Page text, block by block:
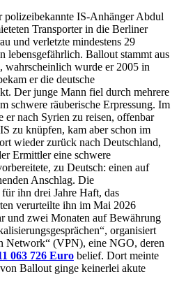
polizeibekannte IS-Anhänger Abdul
Transporter in die Berliner
und verletzte mindestens 29
lebensgefährlich. Ballout stammt aus
wahrscheinlich wurde er 2005 in
er die deutsche
Der junge Mann fiel durch mehrere
schwere räuberische Erpressung. Im
er nach Syrien zu reisen, offenbar
zu knüpfen, kam aber schon im
wieder zurück nach Deutschland,
Ermittler eine schwere
zu Deutsch: einen auf
Anschlag. Die
ihn drei Jahre Haft, das
verurteilte ihn im Mai 2026
und zwei Monaten auf Bewährung
organisiert
Network“ (VPN), eine NGO, deren
063 726 Euro belief. Dort meinte
Ballout ginge keinerlei akute